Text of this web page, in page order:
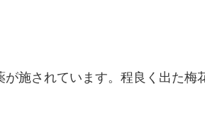
施されています。程良く出た梅